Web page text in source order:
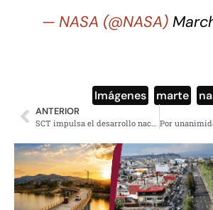
— NASA (@NASA)
Imágenes marte
ANTERIOR